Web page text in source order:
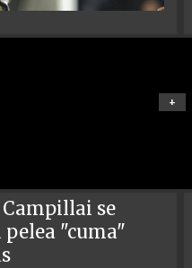
+
se
"cuma"